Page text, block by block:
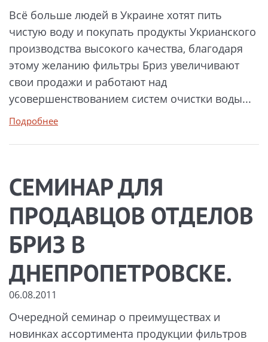
Всё больше людей в Украине хотят пить
чистую воду и покупать продукты Укрианского
производства высокого качества, благодаря
этому желанию фильтры Бриз увеличивают
свои продажи и работают над
усовершенствованием систем очистки воды...
Подробнее
СЕМИНАР ДЛЯ
ПРОДАВЦОВ ОТДЕЛОВ
БРИЗ В
ДНЕПРОПЕТРОВСКЕ.
06.08.2011
Очередной семинар о преимуществах и
новинках ассортимента продукции фильтров